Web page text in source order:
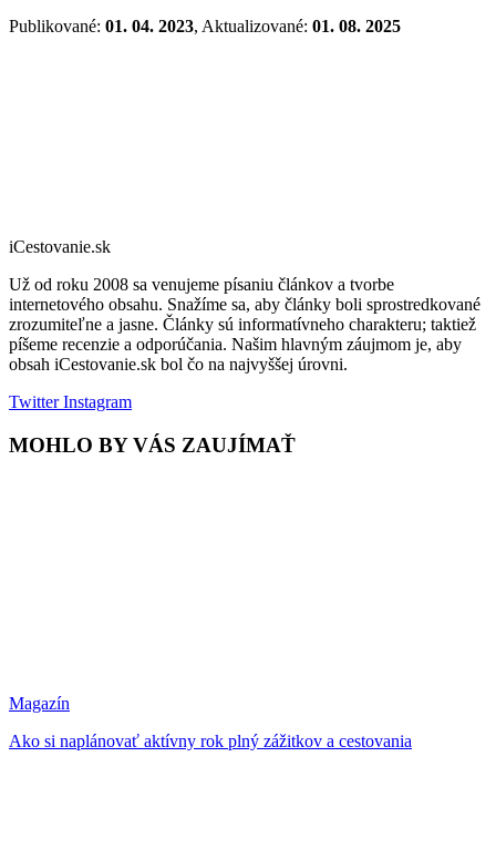
Publikované: 01. 04. 2023, Aktualizované: 01. 08. 2025
iCestovanie.sk
Už od roku 2008 sa venujeme písaniu článkov a tvorbe
internetového obsahu. Snažíme sa, aby články boli sprostredkované
zrozumiteľne a jasne. Články sú informatívneho charakteru; taktiež
píšeme recenzie a odporúčania. Našim hlavným záujmom je, aby
obsah iCestovanie.sk bol čo na najvyššej úrovni.
TwitterInstagram
MOHLO BY VÁS ZAUJÍMAŤ
Magazín
Ako si naplánovať aktívny rok plný zážitkov a cestovania